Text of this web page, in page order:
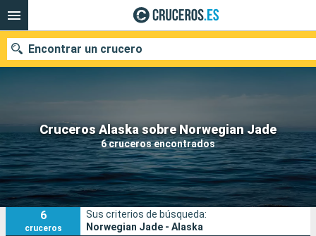
Cruceros Alaska sobre Norwegian Jade
6 cruceros encontrados
Encontrar un crucero
Nuestros destinos
Fecha de salida
Puertos Compañías
Buscar
6
cruceros
Sus criterios de búsqueda:
Norwegian Jade - Alaska